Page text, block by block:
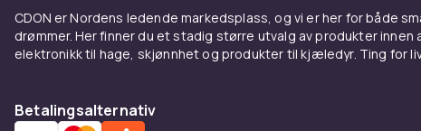
CDON er Nordens ledende markedsplass, og vi er her for både
drømmer. Her finner du et stadig større utvalg av produkter innen
elektronikk til hage, skjønnhet og produkter til kjæledyr. Ting for
Betalingsalternativ